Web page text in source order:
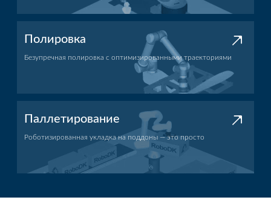
Полировка
Безупречная полировка с оптимизированными траекториями
Паллетирование
Роботизированная укладка на поддоны — это просто
Применение паллетирования